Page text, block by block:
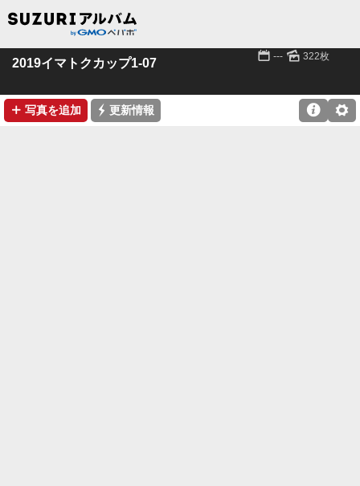
2019イマトクカップ1-07 📅 --- 🌄 322枚
➕ 写真を追加 ⚡ 更新情報 ⚙
